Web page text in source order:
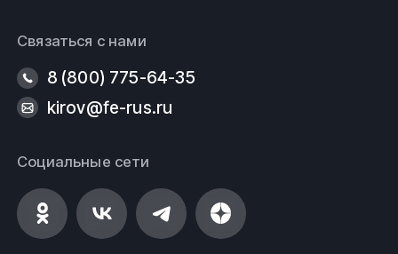
Связаться с нами
8 (800) 775-64-35
kirov@fe-rus.ru
Социальные сети